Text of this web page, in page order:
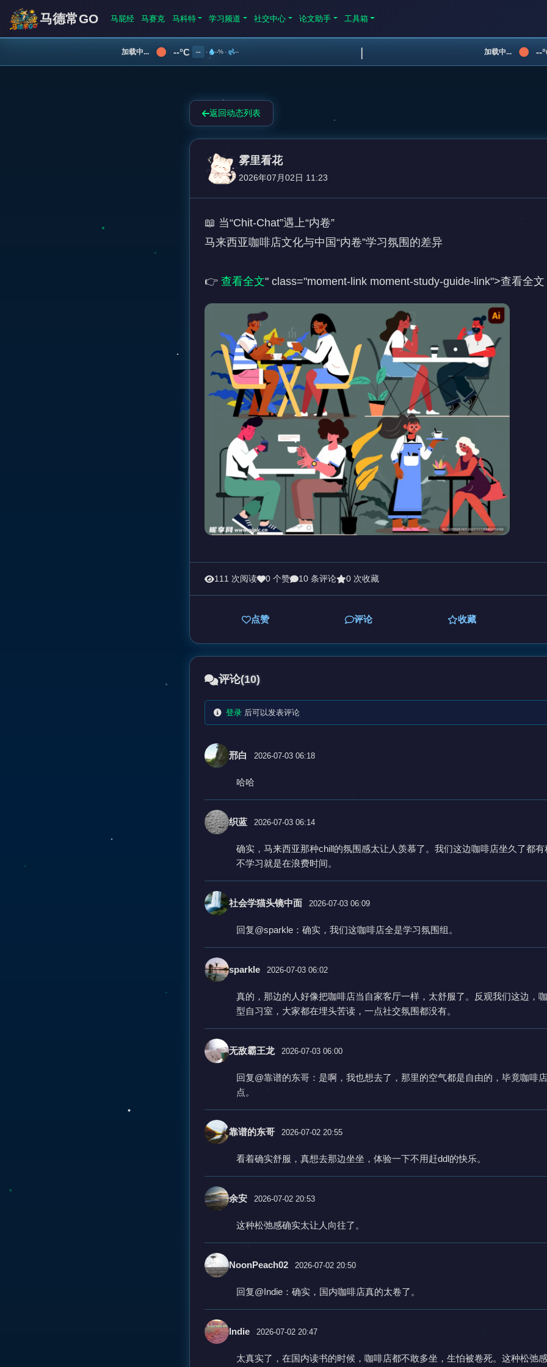
马德常GO 马屁经 马赛克 马科特 学习频道 社交中心 论文助手 工具箱
加载中... --°C -- · --% · -- | 加载中... --
返回动态列表
雾里看花
2026年07月02日 11:23
📖 当“Chit-Chat”遇上“内卷”
马来西亚咖啡店文化与中国“内卷”学习氛围的差异
👉 查看全文" class="moment-link moment-study-guide-link">查看全文
111 次阅读 0 个赞 10 条评论 0 次收藏
点赞 评论 收藏
评论(10)
登录 后可以发表评论
邢白 2026-07-03 06:18
哈哈
织蓝 2026-07-03 06:14
确实，马来西亚那种chill的氛围感太让人羡慕了。我们这边咖啡店坐久了都
不学习就是在浪费时间。
社会学猫头镜中面 2026-07-03 06:09
回复@sparkle：确实，我们这咖啡店全是学习氛围组。
sparkle 2026-07-03 06:02
真的，那边的人好像把咖啡店当自家客厅一样，太舒服了。反观我们这边，
型自习室，大家都在埋头苦读，一点社交氛围都没有。
无敌霸王龙 2026-07-03 06:00
回复@靠谱的东哥：是啊，我也想去了，那里的空气都是自由的，毕竟咖啡
点。
靠谱的东哥 2026-07-02 20:55
看着确实舒服，真想去那边坐坐，体验一下不用赶ddl的快乐。
余安 2026-07-02 20:53
这种松弛感确实太让人向往了。
NoonPeach02 2026-07-02 20:50
回复@Indie：确实，国内咖啡店真的太卷了。
Indie 2026-07-02 20:47
太真实了，在国内读书的时候，咖啡店都不敢多坐，生怕被卷死。这种松弛